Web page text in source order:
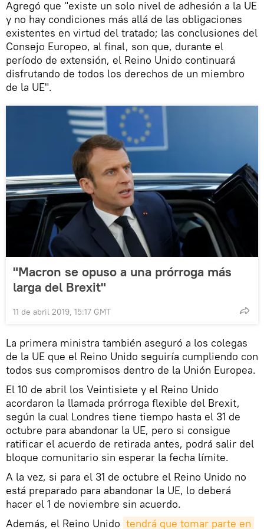
Agregó que "existe un solo nivel de adhesión a la UE
y no hay condiciones más allá de las obligaciones
existentes en virtud del tratado; las conclusiones del
Consejo Europeo, al final, son que, durante el
período de extensión, el Reino Unido continuará
disfrutando de todos los derechos de un miembro
de la UE".
"Macron se opuso a una prórroga más
larga del Brexit"
11 de abril 2019, 15:17 GMT
La primera ministra también aseguró a los colegas
de la UE que el Reino Unido seguiría cumpliendo con
todos sus compromisos dentro de la Unión Europea.
El 10 de abril los Veintisiete y el Reino Unido
acordaron la llamada prórroga flexible del Brexit,
según la cual Londres tiene tiempo hasta el 31 de
octubre para abandonar la UE, pero si consigue
ratificar el acuerdo de retirada antes, podrá salir del
bloque comunitario sin esperar la fecha límite.
A la vez, si para el 31 de octubre el Reino Unido no
está preparado para abandonar la UE, lo deberá
hacer el 1 de noviembre sin acuerdo.
Además, el Reino Unido tendrá que tomar parte en